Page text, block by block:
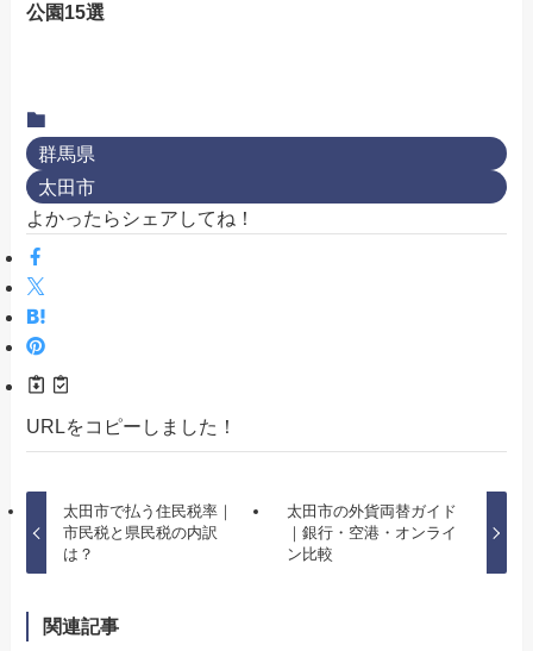
公園15選
群馬県
太田市
よかったらシェアしてね！
URLをコピーしました！
太田市で払う住民税率｜
市民税と県民税の内訳
は？
太田市の外貨両替ガイド
｜銀行・空港・オンライ
ン比較
関連記事